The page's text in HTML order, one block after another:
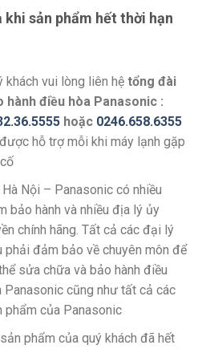
khi sản phẩm hết thời hạn
khách vui lòng liên hệtổng đài
hành điều hòa Panasonic :
hoặc 0246.658.6355
hỗ trợ mỗi khi máy lạnh gặp
Nội – Panasonic có nhiều
bảo hành và nhiều địa lý ủy
chính hãng. Tất cả các đại lý
phải đảm bảo về chuyên môn để
sửa chữa và bảo hành điều
Panasonic cũng như tất cả các
phẩm của Panasonic
phẩm của quý khách đã hết